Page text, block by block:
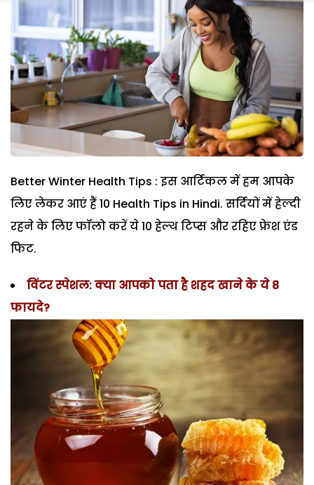
Better Winter Health Tips : इस आर्टिकल में हम आपके
लिए लेकर आएं हैं 10 Health Tips in Hindi. सर्दियों में हेल्दी
रहने के लिए फॉलो करें ये 10 हेल्थ टिप्स और रहिए फ्रेश एंड
फिट.
विंटर स्पेशल: क्या आपको पता है शहद खाने के ये 8
फायदे?